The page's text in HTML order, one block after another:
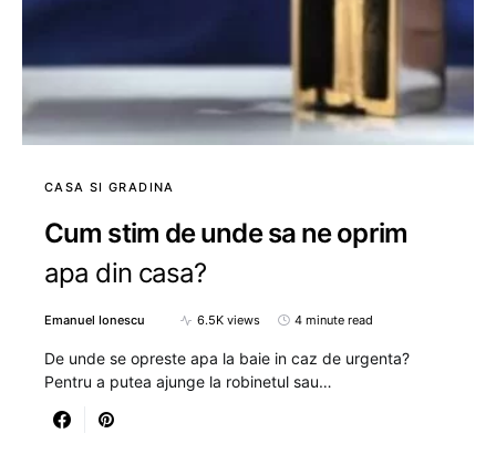
CASA SI GRADINA
Cum stim de unde sa ne oprim
apa din casa?
Emanuel Ionescu 6.5K views 4 minute read
De unde se opreste apa la baie in caz de urgenta?
Pentru a putea ajunge la robinetul sau…